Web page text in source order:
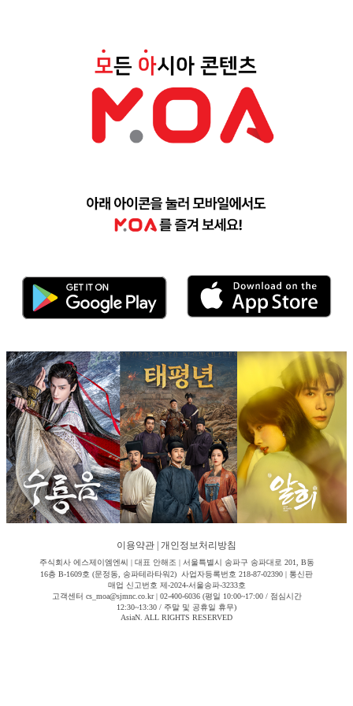
이용약관 개인정보처리방침
주식회사 에스제이엠엔씨 | 대표 안해조 | 서울특별시 송파구 송파대로 201, B동
16층 B-1609호 (문정동, 송파테라타워2) 사업자등록번호 218-87-02390 | 통신판
매업 신고번호 제-2024-서울송파-3233호
고객센터 cs_moa@sjmnc.co.kr | 02-400-6036 (평일 10:00~17:00 / 점심시간
12:30~13:30 / 주말 및 공휴일 휴무)
AsiaN. ALL RIGHTS RESERVED